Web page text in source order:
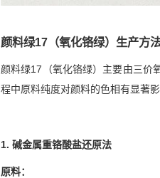
颜料绿17（氧化铬绿）生产方
颜料绿17（氧化铬绿）主要由三价
程中原料纯度对颜料的色相有显著
1. 碱金属重铬酸盐还原法
原料：